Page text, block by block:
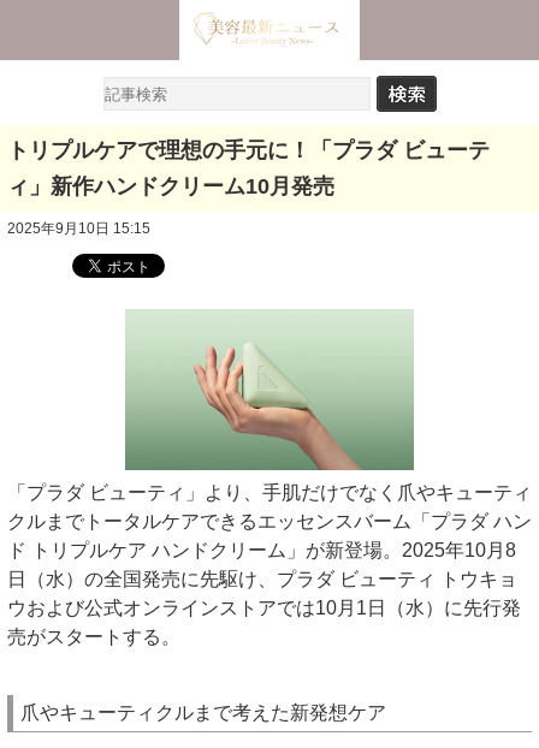
トリプルケアで理想の手元に！「プラダ ビューテ
ィ」新作ハンドクリーム10月発売
2025年9月10日 15:15
「プラダ ビューティ」より、手肌だけでなく爪やキューティ
クルまでトータルケアできるエッセンスバーム「プラダ ハン
ド トリプルケア ハンドクリーム」が新登場。2025年10月8
日（水）の全国発売に先駆け、プラダ ビューティ トウキョ
ウおよび公式オンラインストアでは10月1日（水）に先行発
売がスタートする。
爪やキューティクルまで考えた新発想ケア